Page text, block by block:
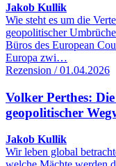
Jakob Kullik
Wie steht es um die
geopolitischer
Büros des European
Europa zwi…
Rezension / 01.04.2026
Volker Perthes:
geopolitischer
Jakob Kullik
Wir leben global